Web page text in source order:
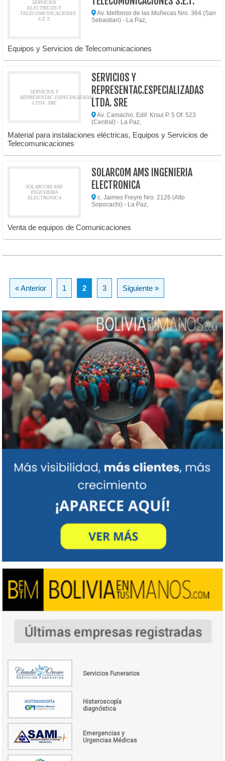
SERVICIOS
ELECTRICOS Y
TELECOMUNICACIONES
S.E.T.
Av. Idelfonso de las Muñecas Nro. 364 (San
Sebastian) - La Paz,
Equipos y Servicios de Telecomunicaciones
SERVICIOS Y
REPRESENTAC.ESPECIALIZADAS
LTDA. SRE
SERVICIOS Y
REPRESENTAC.ESPECIALIZADAS
LTDA. SRE
Av. Camacho, Edif. Krsul P. 5 Of. 523
(Central) - La Paz,
Material para instalaciones eléctricas, Equipos y Servicios de
Telecomunicaciones
SOLARCOM AMS
INGENIERIA
ELECTRONICA
SOLARCOM AMS INGENIERIA
ELECTRONICA
c. Jaimes Freyre Nro. 2126 (Alto
Sopocachi) - La Paz,
Venta de equipos de Comunicaciones
« Anterior 1 2 3 Siguiente »
Servicios Funerarios
Histeroscopía
diagnóstica
Emergencias y
Urgencias Médicas